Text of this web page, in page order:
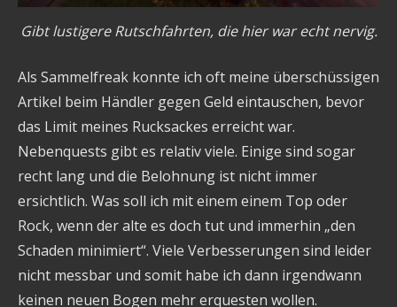
Gibt lustigere Rutschfahrten, die hier war echt nervig.
Als Sammelfreak konnte ich oft meine überschüssigen
Artikel beim Händler gegen Geld eintauschen, bevor
das Limit meines Rucksackes erreicht war.
Nebenquests gibt es relativ viele. Einige sind sogar
recht lang und die Belohnung ist nicht immer
ersichtlich. Was soll ich mit einem einem Top oder
Rock, wenn der alte es doch tut und immerhin „den
Schaden minimiert“. Viele Verbesserungen sind leider
nicht messbar und somit habe ich dann irgendwann
keinen neuen Bogen mehr erquesten wollen.